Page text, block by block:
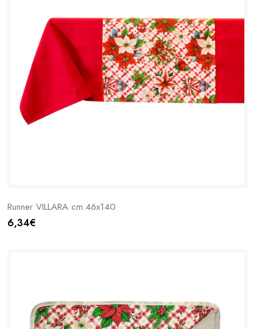
Runner VILLARA cm.46x140
6,34€